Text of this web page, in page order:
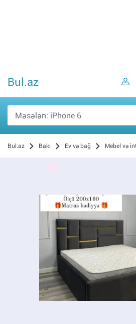
Bul.az
Bul.az Bakı Ev və bağ Mebel və